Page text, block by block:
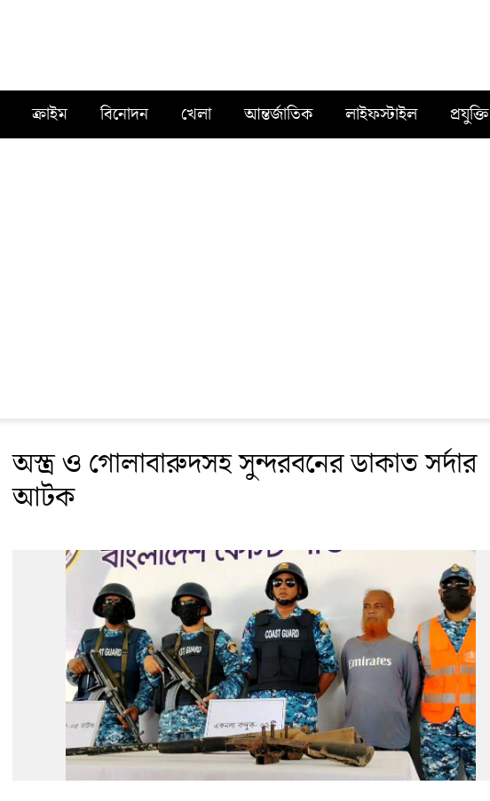
ক্রাইম বিনোদন খেলা আন্তর্জাতিক লাইফস্টাইল প্রযুক্তি
অস্ত্র ও গোলাবারুদসহ সুন্দরবনের ডাকাত সর্দার
আটক